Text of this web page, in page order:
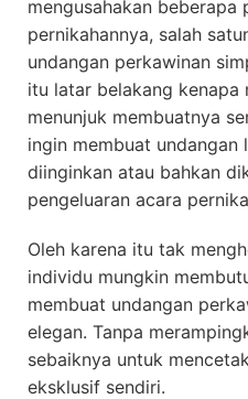
mengusahakan beberapa
pernikahannya, salah
undangan perkawinan
itu latar belakang kenapa
menunjuk membuatnya
ingin membuat undangan
diinginkan atau bahkan
pengeluaran acara
Oleh karena itu tak
individu mungkin
membuat undangan
elegan. Tanpa
sebaiknya untuk
eksklusif sendiri.